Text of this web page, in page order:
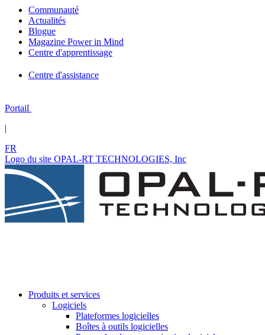
Communauté
Actualités
Blogue
Magazine Power in Mind
Centre d'apprentissage
Centre d'assistance
Portail
|
FR
Logo du site OPAL-RT TECHNOLOGIES, Inc
Produits et services
Logiciels
Plateformes logicielles
Boîtes à outils logicielles